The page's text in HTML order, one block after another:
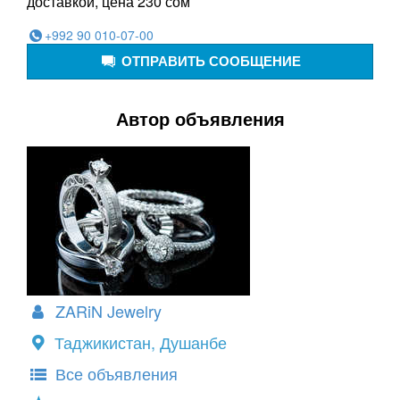
+992 90 010-07-00
ОТПРАВИТЬ СООБЩЕНИЕ
Автор объявления
ZARiN Jewelry
Таджикистан, Душанбе
Все объявления